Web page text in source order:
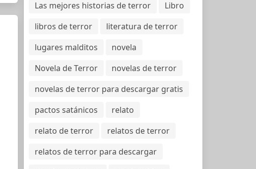
Las mejores historias de terror
Libro
libros de terror
literatura de terror
lugares malditos
novela
Novela de Terror
novelas de terror
novelas de terror para descargar gratis
pactos satánicos
relato
relato de terror
relatos de terror
relatos de terror para descargar